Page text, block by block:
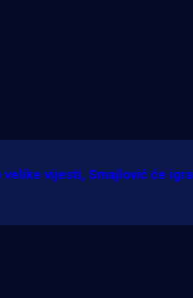
gol: Tabaković zabio
u Evropskoj ligi!
velike vijesti, Smajlović će